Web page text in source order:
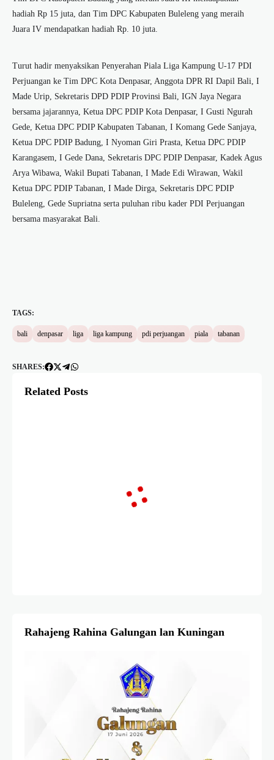
hadiah Rp 15 juta, dan Tim DPC Kabupaten Buleleng yang meraih
Juara IV mendapatkan hadiah Rp. 10 juta.
Turut hadir menyaksikan Penyerahan Piala Liga Kampung U-17 PDI
Perjuangan ke Tim DPC Kota Denpasar, Anggota DPR RI Dapil Bali, I
Made Urip, Sekretaris DPD PDIP Provinsi Bali, IGN Jaya Negara
bersama jajarannya, Ketua DPC PDIP Kota Denpasar, I Gusti Ngurah
Gede, Ketua DPC PDIP Kabupaten Tabanan, I Komang Gede Sanjaya,
Ketua DPC PDIP Badung, I Nyoman Giri Prasta, Ketua DPC PDIP
Karangasem, I Gede Dana, Sekretaris DPC PDIP Denpasar, Kadek Agus
Arya Wibawa, Wakil Bupati Tabanan, I Made Edi Wirawan, Wakil
Ketua DPC PDIP Tabanan, I Made Dirga, Sekretaris DPC PDIP
Buleleng, Gede Supriatna serta puluhan ribu kader PDI Perjuangan
bersama masyarakat Bali.
TAGS:
bali denpasar liga liga kampung pdi perjuangan piala tabanan
SHARES:
Related Posts
Rahajeng Rahina Galungan lan Kuningan